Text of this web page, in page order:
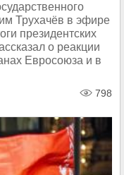
Трухачёв в эфире
президентских
о реакции
Евросоюза и в
798